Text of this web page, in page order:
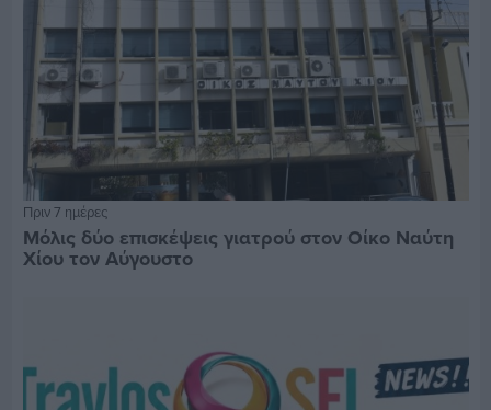
Πριν 7 ημέρες
Μόλις δύο επισκέψεις γιατρού στον Οίκο Ναύτη
Χίου τον Αύγουστο